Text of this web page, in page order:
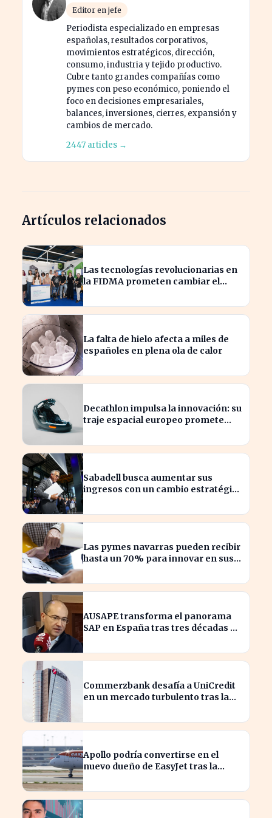
Editor en jefe
Periodista especializado en empresas
españolas, resultados corporativos,
movimientos estratégicos, dirección,
consumo, industria y tejido productivo.
Cubre tanto grandes compañías como
pymes con peso económico, poniendo el
foco en decisiones empresariales,
balances, inversiones, cierres, expansión y
cambios de mercado.
2447 articles →
Artículos relacionados
Las tecnologías revolucionarias en
la FIDMA prometen cambiar el
La falta de hielo afecta a miles de
españoles en plena ola de calor
Decathlon impulsa la innovación: su
traje espacial europeo promete
Sabadell busca aumentar sus
ingresos con un cambio estratégico
Las pymes navarras pueden recibir
hasta un 70% para innovar en sus
AUSAPE transforma el panorama
SAP en España tras tres décadas de
Commerzbank desafía a UniCredit
en un mercado turbulento tras la
Apollo podría convertirse en el
nuevo dueño de EasyJet tras la